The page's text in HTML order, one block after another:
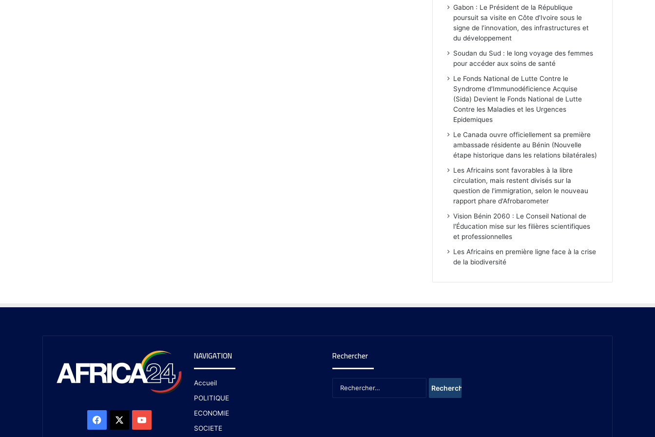
Gabon : Le Président de la République
poursuit sa visite en Côte d’Ivoire sous le
signe de l’innovation, des infrastructures et
du développement
Soudan du Sud : le long voyage des femmes
pour accéder aux soins de santé
Le Fonds National de Lutte Contre le
Syndrome d'Immunodéficience Acquise
(Sida) Devient le Fonds National de Lutte
Contre les Maladies et les Urgences
Epidemiques
Le Canada ouvre officiellement sa première
ambassade résidente au Bénin (Nouvelle
étape historique dans les relations bilatérales)
Les Africains sont favorables à la libre
circulation, mais restent divisés sur la
question de l'immigration, selon le nouveau
rapport phare d'Afrobarometer
Vision Bénin 2060 : Le Conseil National de
l'Éducation mise sur les filières scientifiques
et professionnelles
Les Africains en première ligne face à la crise
de la biodiversité
NAVIGATION
Accueil
POLITIQUE
ECONOMIE
SOCIETE
Rechercher